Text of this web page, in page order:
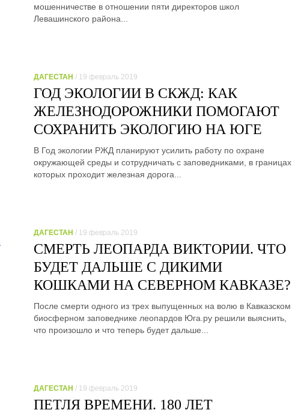
мошенничестве в отношении пяти директоров школ
Левашинского района...
ДАГЕСТАН / 19 февраль 2019
ГОД ЭКОЛОГИИ В СКЖД: КАК
ЖЕЛЕЗНОДОРОЖНИКИ ПОМОГАЮТ
СОХРАНИТЬ ЭКОЛОГИЮ НА ЮГЕ
В Год экологии РЖД планируют усилить работу по охране
окружающей среды и сотрудничать с заповедниками, в границах
которых проходит железная дорога...
ДАГЕСТАН / 19 февраль 2019
СМЕРТЬ ЛЕОПАРДА ВИКТОРИИ. ЧТО
БУДЕТ ДАЛЬШЕ С ДИКИМИ
КОШКАМИ НА СЕВЕРНОМ КАВКАЗЕ?
После смерти одного из трех выпущенных на волю в Кавказском
биосферном заповеднике леопардов Юга.ру решили выяснить,
что произошло и что теперь будет дальше...
ДАГЕСТАН / 19 февраль 2019
ПЕТЛЯ ВРЕМЕНИ. 180 ЛЕТ